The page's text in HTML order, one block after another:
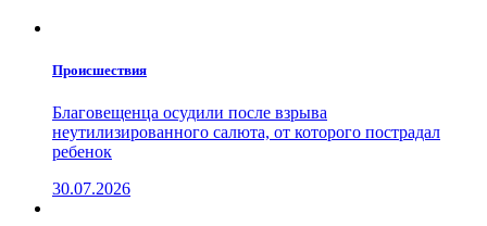
Проиcшествия
Благовещенца осудили после взрыва
неутилизированного салюта, от которого пострадал
ребенок
30.07.2026